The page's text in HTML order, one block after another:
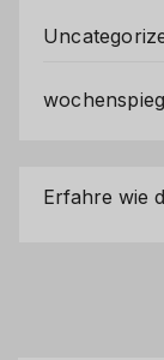
Erfahre wie